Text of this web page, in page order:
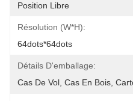
Position Libre
Résolution (W*H):
64dots*64dots
Détails D'emballage:
Cas De Vol, Cas En Bois,